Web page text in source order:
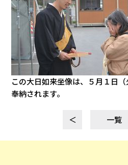
この大日如来坐像は、５月１日
奉納されます。
＜ 一覧